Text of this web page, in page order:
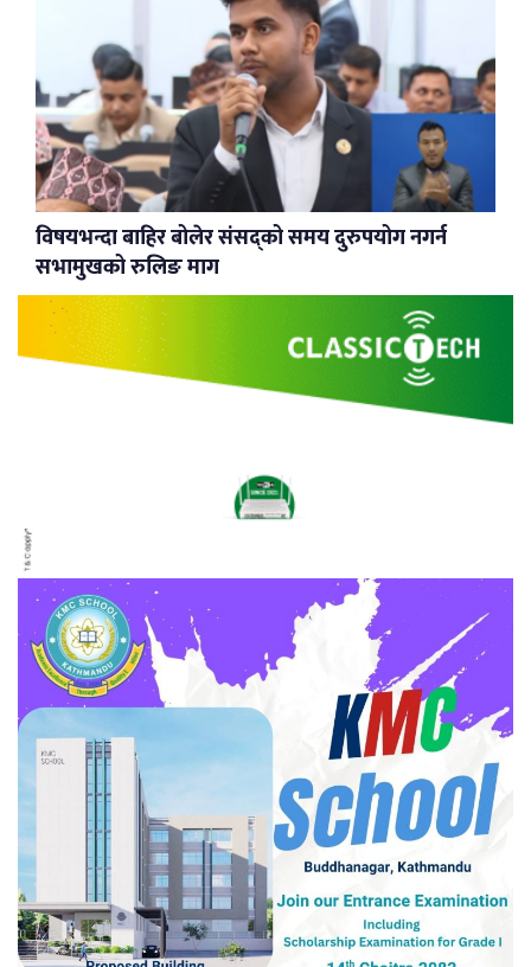
विषयभन्दा बाहिर बोलेर संसद्को समय दुरुपयोग नगर्न
सभामुखको रुलिङ माग